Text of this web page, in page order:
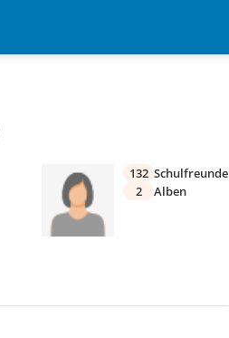
132 Schulfreunde
2
Alben